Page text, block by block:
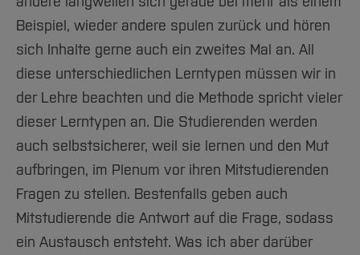
Beispiel, wieder andere spulen zurück und hören
sich Inhalte gerne auch ein zweites Mal an. All
diese unterschiedlichen Lerntypen müssen wir in
der Lehre beachten und die Methode spricht vieler
dieser Lerntypen an. Die Studierenden werden
auch selbstsicherer, weil sie lernen und den Mut
aufbringen, im Plenum vor ihren Mitstudierenden
Fragen zu stellen. Bestenfalls geben auch
Mitstudierende die Antwort auf die Frage, sodass
ein Austausch entsteht. Was ich aber darüber